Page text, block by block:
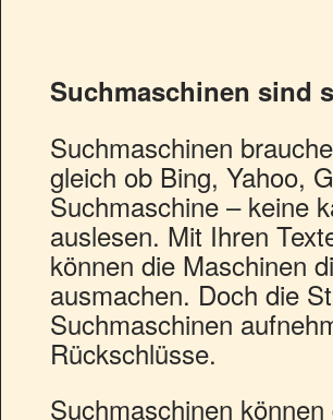
Suchmaschinen sind
Suchmaschinen
gleich ob Bing, Yahoo,
Suchmaschine – keine
auslesen. Mit Ihren
können die Maschinen
ausmachen. Doch die
Suchmaschinen
Rückschlüsse.
Suchmaschinen